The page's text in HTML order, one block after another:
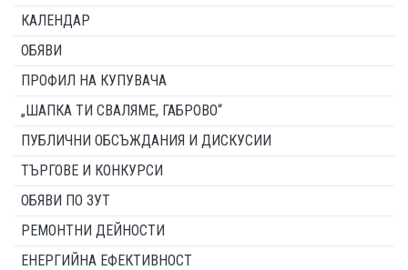
КАЛЕНДАР
ОБЯВИ
ПРОФИЛ НА КУПУВАЧА
„ШАПКА ТИ СВАЛЯМЕ, ГАБРОВО“
ПУБЛИЧНИ ОБСЪЖДАНИЯ И ДИСКУСИИ
ТЪРГОВЕ И КОНКУРСИ
ОБЯВИ ПО ЗУТ
РЕМОНТНИ ДЕЙНОСТИ
ЕНЕРГИЙНА ЕФЕКТИВНОСТ